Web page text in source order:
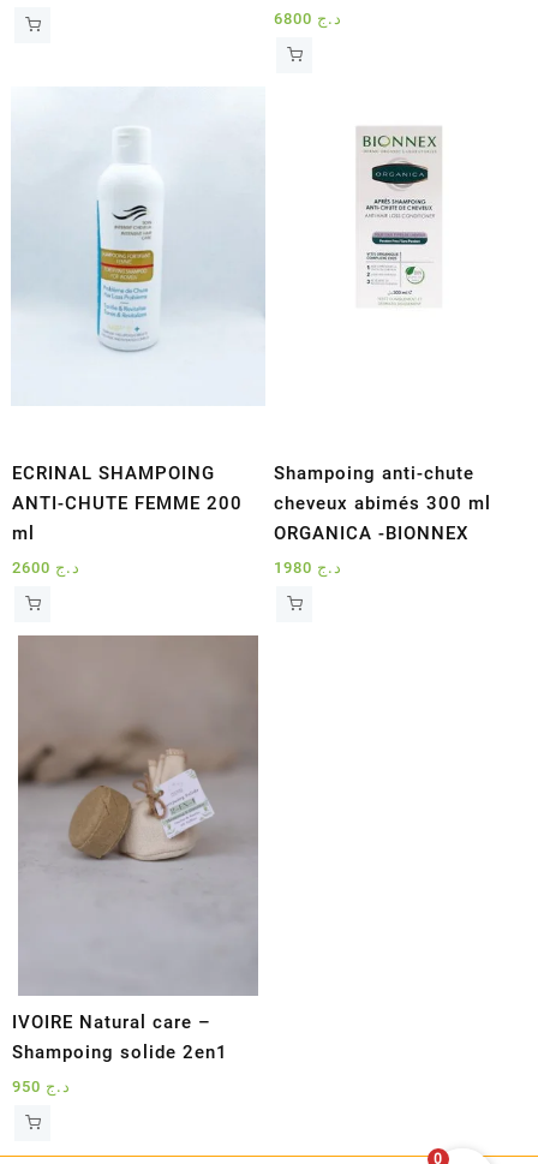
د.ج
ECRINAL SHAMPOING
ANTI-CHUTE FEMME 200
ml
د.ج
Shampoing anti-chute
cheveux abimés 300 ml
ORGANICA -BIONNEX
د.ج
IVOIRE Natural care –
Shampoing solide 2en1
د.ج
0